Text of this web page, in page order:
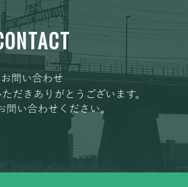
お問い合わせ
だきありがとうございます。
問い合わせください。